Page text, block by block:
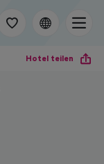
Hotel teilen